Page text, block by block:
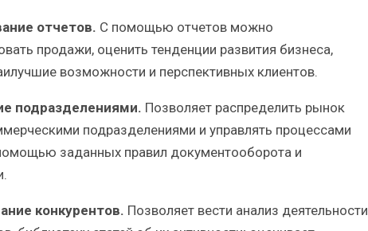
отчетов. С помощью отчетов можно
продажи, оценить тенденции развития бизнеса,
возможности и перспективных клиентов.
подразделениями. Позволяет распределить рынок
подразделениями и управлять процессами
заданных правил документооборота и
конкурентов. Позволяет вести анализ деятельности